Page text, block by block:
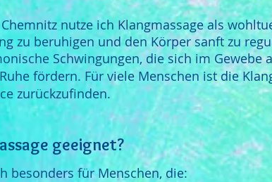
nutze ich Klangmassage als
zu beruhigen und den Körper sanft zu
Schwingungen, die sich im Gewebe
fördern. Für viele Menschen ist die
zurückzufinden.
geeignet?
besonders für Menschen, die: